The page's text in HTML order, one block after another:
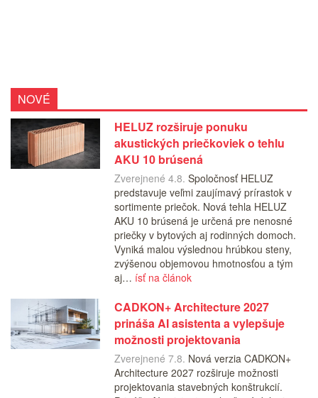
NOVÉ
HELUZ rozširuje ponuku
akustických priečkoviek o tehlu
AKU 10 brúsená
Zverejnené 4.8. Spoločnosť HELUZ
predstavuje veľmi zaujímavý prírastok v
sortimente priečok. Nová tehla HELUZ
AKU 10 brúsená je určená pre nenosné
priečky v bytových aj rodinných domoch.
Vyniká malou výslednou hrúbkou steny,
zvýšenou objemovou hmotnosťou a tým
aj… ísť na článok
CADKON+ Architecture 2027
prináša AI asistenta a vylepšuje
možnosti projektovania
Zverejnené 7.8. Nová verzia CADKON+
Architecture 2027 rozširuje možnosti
projektovania stavebných konštrukcií.